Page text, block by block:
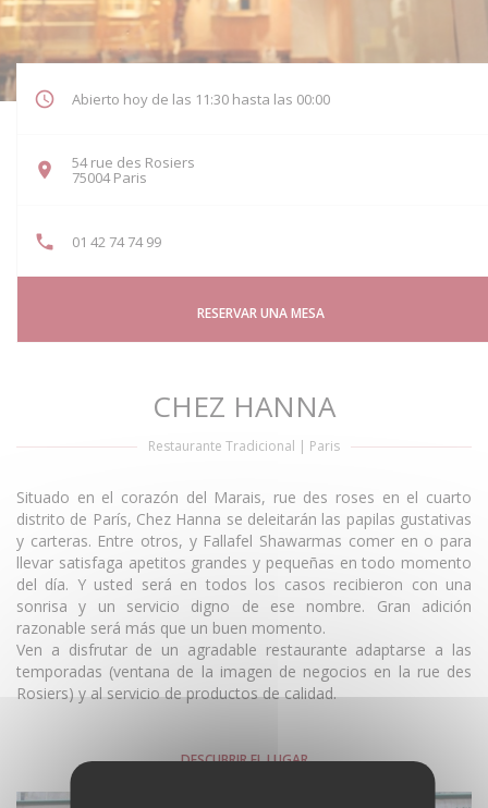
Abierto hoy de las 11:30 hasta las 00:00
54 rue des Rosiers
75004 Paris
01 42 74 74 99
RESERVAR UNA MESA
CHEZ HANNA
Restaurante Tradicional | Paris
Situado en el corazón del Marais, rue des roses en el cuarto
distrito de París, Chez Hanna se deleitarán las papilas gustativas
y carteras. Entre otros, y Fallafel Shawarmas comer en o para
llevar satisfaga apetitos grandes y pequeñas en todo momento
del día. Y usted será en todos los casos recibieron con una
sonrisa y un servicio digno de ese nombre. Gran adición
razonable será más que un buen momento.
Ven a disfrutar de un agradable restaurante adaptarse a las
temporadas (ventana de la imagen de negocios en la rue des
Rosiers) y al servicio de productos de calidad.
DESCUBRIR EL LUGAR